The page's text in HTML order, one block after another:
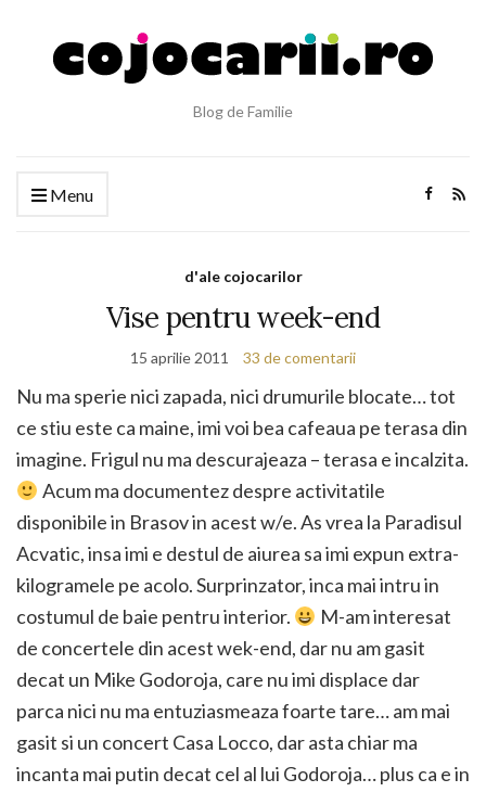
Blog de Familie
Menu
d'ale cojocarilor
Vise pentru week-end
15 aprilie 2011 33 de comentarii
Nu ma sperie nici zapada, nici drumurile blocate… tot
ce stiu este ca maine, imi voi bea cafeaua pe terasa din
imagine. Frigul nu ma descurajeaza – terasa e incalzita.
Acum ma documentez despre activitatile
disponibile in Brasov in acest w/e. As vrea la Paradisul
Acvatic, insa imi e destul de aiurea sa imi expun extra-
kilogramele pe acolo. Surprinzator, inca mai intru in
costumul de baie pentru interior.
M-am interesat
de concertele din acest wek-end, dar nu am gasit
decat un Mike Godoroja, care nu imi displace dar
parca nici nu ma entuziasmeaza foarte tare… am mai
gasit si un concert Casa Locco, dar asta chiar ma
incanta mai putin decat cel al lui Godoroja… plus ca e in